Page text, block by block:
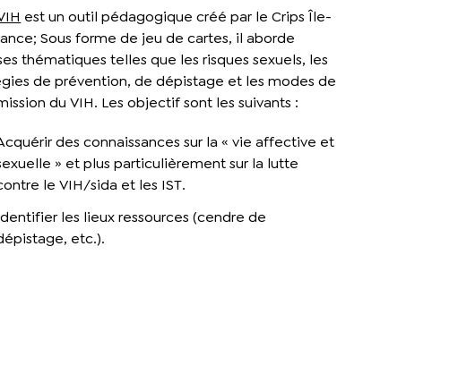
est un outil pédagogique créé par le Crips Île-
Sous forme de jeu de cartes, il aborde
thématiques telles que les risques sexuels, les
de prévention, de dépistage et les modes de
du VIH. Les objectif sont les suivants :
des connaissances sur la « vie affective et
» et plus particulièrement sur la lutte
le VIH/sida et les IST.
les lieux ressources (cendre de
etc.).